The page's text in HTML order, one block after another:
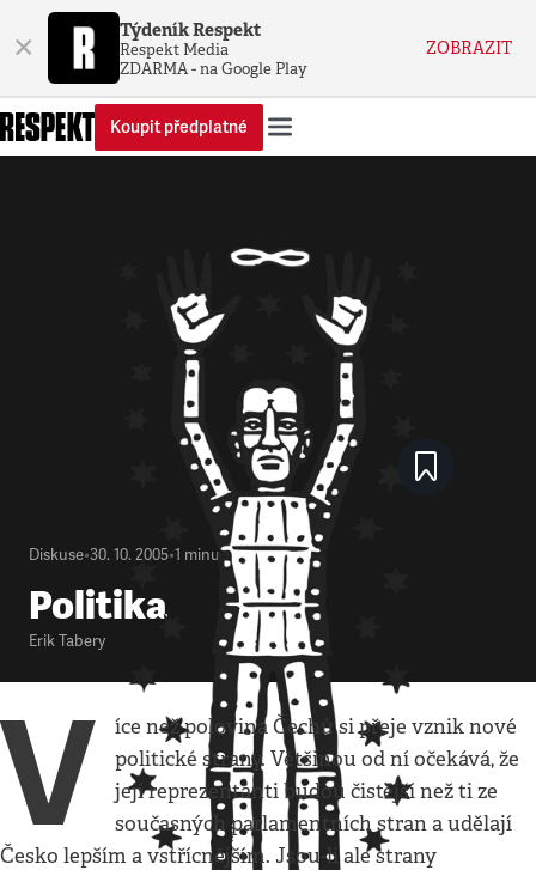
× Týdeník Respekt
Respekt Media
ZDARMA - na Google Play
ZOBRAZIT
Koupit předplatné
Diskuse•30. 10. 2005•1 minuta
Politika
Erik Tabery
V
íce než polovina Čechů si přeje vznik nové
politické strany. Většinou od ní očekává, že
její reprezentanti budou čistější než ti ze
současných parlamentních stran a udělají
Česko lepším a vstřícnějším. Jsou-li ale strany